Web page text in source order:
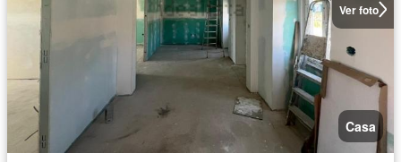
Ver foto
Casa